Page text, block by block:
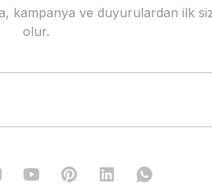
Gönder
kampanya ve duyurulardan ilk
olur.